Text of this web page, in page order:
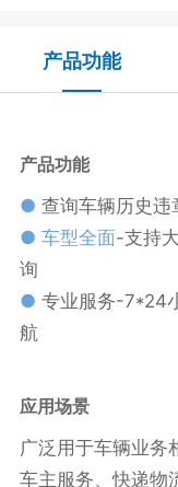
产品功能
产品功能
● 查询车辆历史违
● 车型全面-支持
询
● 专业服务-7*24
航
应用场景
广泛用于车辆业务
车主服务、快递物